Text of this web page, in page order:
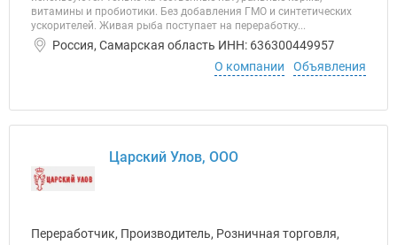
витамины и пробиотики. Без добавления ГМО и синтетических
ускорителей. Живая рыба поступает на переработку...
Россия, Самарская область ИНН: 636300449957
О компании
Объявления
Царский Улов, ООО
Переработчик, Производитель, Розничная торговля,